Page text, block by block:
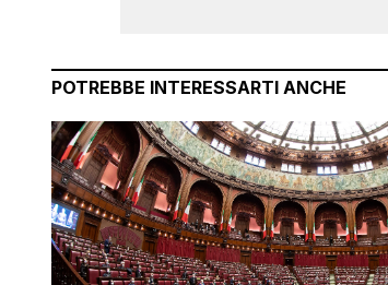
POTREBBE INTERESSARTI ANCHE